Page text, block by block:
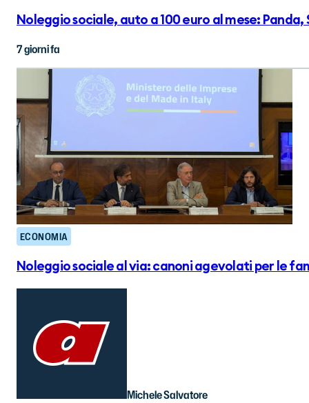
Noleggio sociale, auto a 100 euro al mese:
7 giorni fa
ECONOMIA
Noleggio sociale al via: canoni agevolati per le
Michele Salvatore